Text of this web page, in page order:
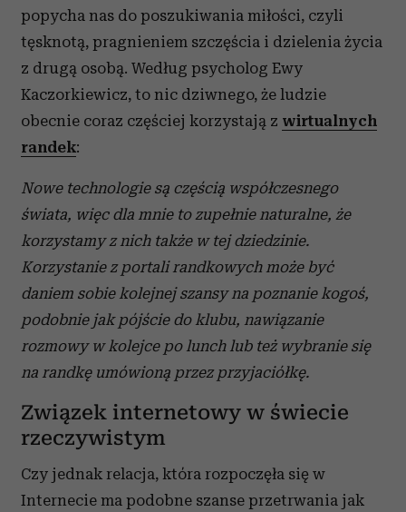
popycha nas do poszukiwania miłości, czyli
tęsknotą, pragnieniem szczęścia i dzielenia życia
z drugą osobą. Według psycholog Ewy
Kaczorkiewicz, to nic dziwnego, że ludzie
obecnie coraz częściej korzystają z wirtualnych
randek:
Nowe technologie są częścią współczesnego
świata, więc dla mnie to zupełnie naturalne, że
korzystamy z nich także w tej dziedzinie.
Korzystanie z portali randkowych może być
daniem sobie kolejnej szansy na poznanie kogoś,
podobnie jak pójście do klubu, nawiązanie
rozmowy w kolejce po lunch lub też wybranie się
na randkę umówioną przez przyjaciółkę.
Związek internetowy w świecie
rzeczywistym
Czy jednak relacja, która rozpoczęła się w
Internecie ma podobne szanse przetrwania jak